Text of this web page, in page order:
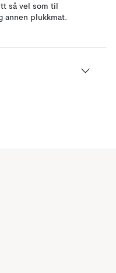
så vel som til
annen plukkmat.